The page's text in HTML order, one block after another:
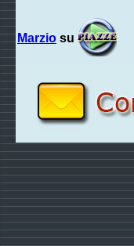
Marzio su